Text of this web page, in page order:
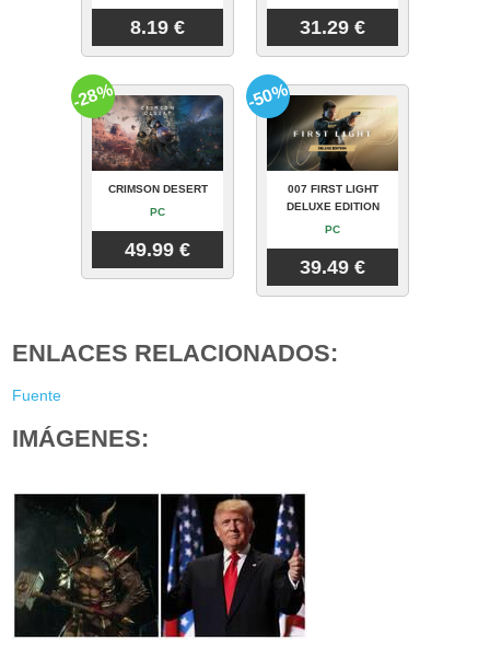
8.19 € 31.29 €
CRIMSON DESERT
PC
49.99 €
-28%
007 FIRST LIGHT
DELUXE EDITION
PC
39.49 €
-50%
ENLACES RELACIONADOS:
Fuente
IMÁGENES: